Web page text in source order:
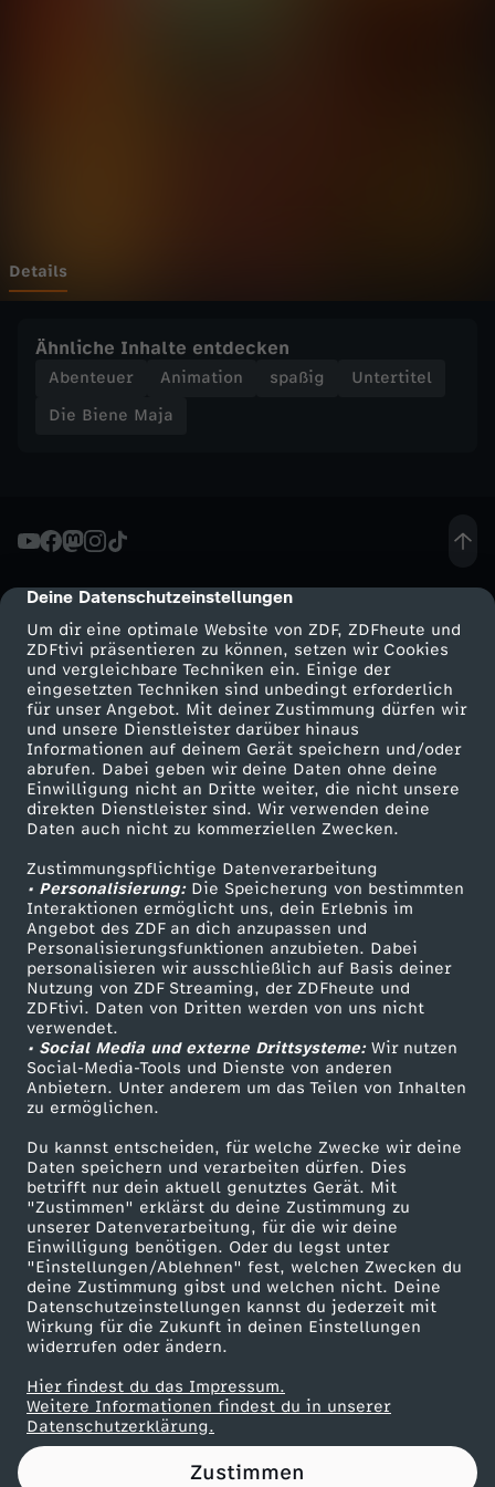
cmp-dialog-description
Deine Datenschutzeinstellungen
Um dir eine optimale Website von ZDF, ZDFheute und
ZDFtivi präsentieren zu können, setzen wir Cookies
und vergleichbare Techniken ein. Einige der
eingesetzten Techniken sind unbedingt erforderlich
für unser Angebot. Mit deiner Zustimmung dürfen wir
und unsere Dienstleister darüber hinaus
Informationen auf deinem Gerät speichern und/oder
abrufen. Dabei geben wir deine Daten ohne deine
Einwilligung nicht an Dritte weiter, die nicht unsere
direkten Dienstleister sind. Wir verwenden deine
Daten auch nicht zu kommerziellen Zwecken.
Zustimmungspflichtige Datenverarbeitung
• Personalisierung:Die Speicherung von bestimmten
Interaktionen ermöglicht uns, dein Erlebnis im
Angebot des ZDF an dich anzupassen und
Personalisierungsfunktionen anzubieten. Dabei
personalisieren wir ausschließlich auf Basis deiner
Nutzung von ZDF Streaming, der ZDFheute und
ZDFtivi. Daten von Dritten werden von uns nicht
verwendet.
• Social Media und externe Drittsysteme:Wir nutzen
Social-Media-Tools und Dienste von anderen
Anbietern. Unter anderem um das Teilen von Inhalten
zu ermöglichen.
Du kannst entscheiden, für welche Zwecke wir deine
Daten speichern und verarbeiten dürfen. Dies
betrifft nur dein aktuell genutztes Gerät. Mit
"Zustimmen" erklärst du deine Zustimmung zu
unserer Datenverarbeitung, für die wir deine
Einwilligung benötigen. Oder du legst unter
"Einstellungen/Ablehnen" fest, welchen Zwecken du
deine Zustimmung gibst und welchen nicht. Deine
Datenschutzeinstellungen kannst du jederzeit mit
Wirkung für die Zukunft in deinen Einstellungen
widerrufen oder ändern.
Hier findest du das Impressum.
Weitere Informationen findest du in unserer
Datenschutzerklärung.
Zustimmen
-
D
e
c
h
ü
t
t
e
l
-
R
ü
t
t
e
l
-
K
ö
n
Details
Ähnliche Inhalte entdecken
Abenteuer Animation spaßig
Untertitel
Die Biene Maja
Mehr ZDF
ZDF-Apps
Smart TV
ZDFtext
Livestreams
Sendungen A-Z
TV-Programm
Service
ZDFmitreden
Kontakt zum ZDF
Tickets
Zuschauerservice
Hilfe
ZDF Unternehmen
Karriere
ZDF goes Schule
Werbefernsehen
Mainzelmännchen
Partner